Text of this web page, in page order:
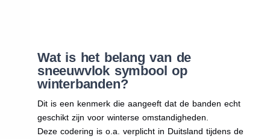
Wat is het belang van de
sneeuwvlok symbool op
winterbanden?
Dit is een kenmerk die aangeeft dat de banden echt
geschikt zijn voor winterse omstandigheden.
Deze codering is o.a. verplicht in Duitsland tijdens de